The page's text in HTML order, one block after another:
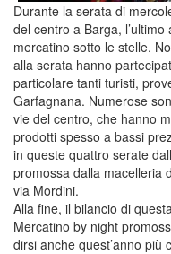
Durante la serata di
del centro a Barga,
mercatino sotto le stelle.
alla serata hanno
particolare tanti turisti,
Garfagnana. Numerose
vie del centro, che hanno
prodotti spesso a bassi
in queste quattro serate
promossa dalla macelleria
via Mordini.
Alla fine, il bilancio di
Mercatino by night
dirsi anche quest’anno più